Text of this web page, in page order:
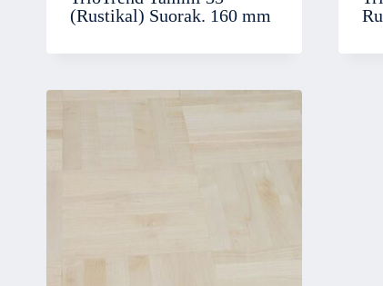
(Rustikal) Suorak. 160 mm